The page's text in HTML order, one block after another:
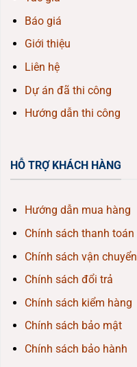
Báo giá
Giới thiệu
Liên hệ
Dự án đã thi công
Hướng dẫn thi công
HỖ TRỢ KHÁCH HÀNG
Hướng dẫn mua hàng
Chính sách thanh toán
Chính sách vận chuyển
Chính sách đổi trả
Chính sách kiểm hàng
Chính sách bảo mật
Chính sách bảo hành